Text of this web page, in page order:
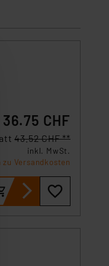
36.75 CHF
43.52 CHF **
inkl. MwSt.
zu Versandkosten